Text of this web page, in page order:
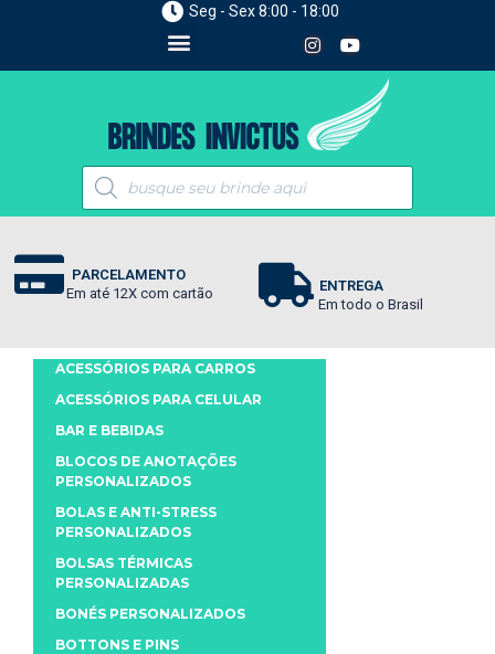
Seg - Sex 8:00 - 18:00
PARCELAMENTO
Em até 12X com cartão
ENTREGA
Em todo o Brasil
ACESSÓRIOS PARA CARROS
ACESSÓRIOS PARA CELULAR
BAR E BEBIDAS
BLOCOS DE ANOTAÇÕES
PERSONALIZADOS
BOLAS E ANTI-STRESS
PERSONALIZADOS
BOLSAS TÉRMICAS
PERSONALIZADAS
BONÉS PERSONALIZADOS
BOTTONS E PINS